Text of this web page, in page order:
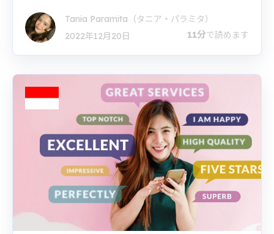
Tania Paramita（タニア・パラミタ）
2022年12月20日
11分で読めます